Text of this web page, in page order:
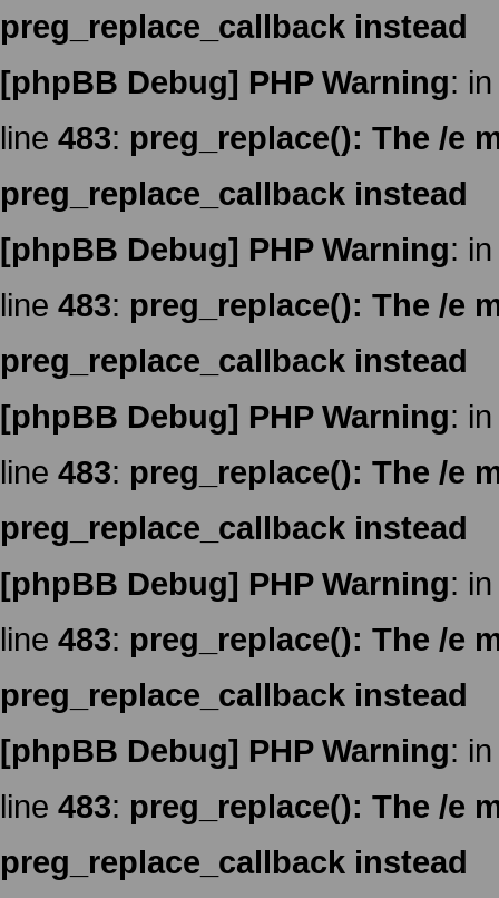
preg_replace_callback instead
[phpBB Debug] PHP Warning:
line 483: preg_replace(): The /e
preg_replace_callback instead
[phpBB Debug] PHP Warning:
line 483: preg_replace(): The /e
preg_replace_callback instead
[phpBB Debug] PHP Warning:
line 483: preg_replace(): The /e
preg_replace_callback instead
[phpBB Debug] PHP Warning:
line 483: preg_replace(): The /e
preg_replace_callback instead
[phpBB Debug] PHP Warning:
line 483: preg_replace(): The /e
preg_replace_callback instead